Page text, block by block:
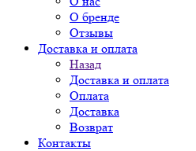
О бренде
Отзывы
Доставка и оплата
Назад
Доставка и оплата
Оплата
Доставка
Возврат
Контакты